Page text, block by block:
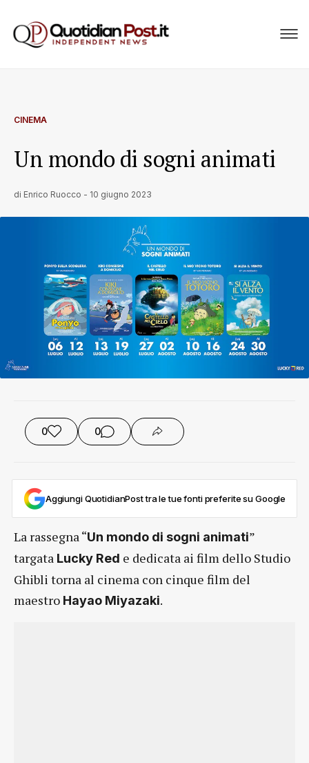
CINEMA
Un mondo di sogni animati
di Enrico Ruocco - 10 giugno 2023
0 0
Aggiungi QuotidianPost tra le tue fonti preferite su Google
La rassegna “Un mondo di sogni animati”
targata Lucky Red e dedicata ai film dello Studio
Ghibli torna al cinema con cinque film del
maestro Hayao Miyazaki.